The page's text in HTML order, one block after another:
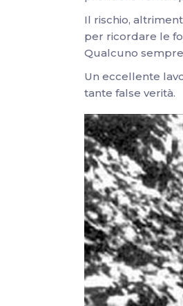
Il rischio,
per ricordare le
Qualcuno
Un eccellente
tante false verità.